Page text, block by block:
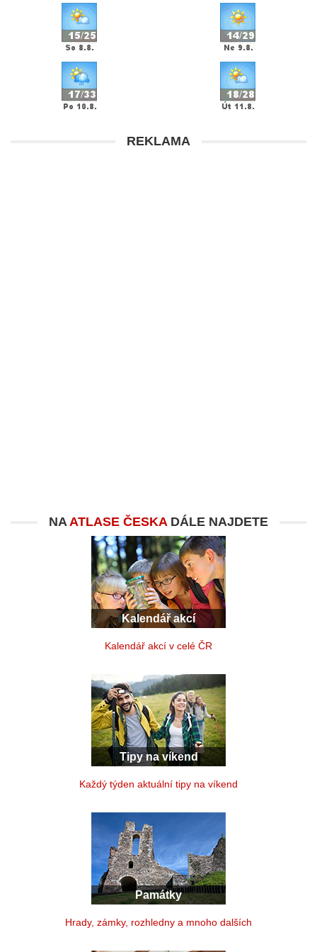
REKLAMA
NAATLASE ČESKADÁLE NAJDETE
Kalendář akcí
Kalendář akcí v celé ČR
Tipy na víkend
Každý týden aktuální tipy na víkend
Památky
Hrady, zámky, rozhledny a mnoho dalších